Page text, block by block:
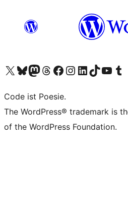
Unser X-Konto (früher Twitter) besuchen
Unser Bluesky-Konto besuchen
Unser Mastodon-Konto besuchen
Unser Threads-Konto besuchen
Unsere Facebook-Seite besuchen
Unser Instagram-Konto besuchen
Unser LinkedIn-Konto besuchen
Unser TikTok-Konto
UnserenUnser
Code ist Poesie.
The WordPress® trademark is
of the WordPress Foundation.